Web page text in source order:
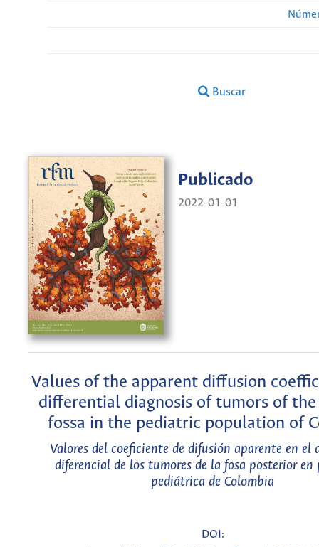
Buscar
Publicado
2022-01-01
Values of the apparent diffusion
differential diagnosis of tumors of
fossa in the pediatric population of
Valores del coeficiente de difusión aparente en el
diferencial de los tumores de la fosa posterior en
pediátrica de Colombia
DOI: